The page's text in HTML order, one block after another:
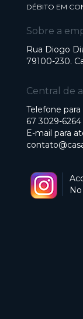
DÉBITO EM
Sobre a
Rua Diogo
79100-230.
Central de
Telefone
67 3029-6264
E-mail para
No